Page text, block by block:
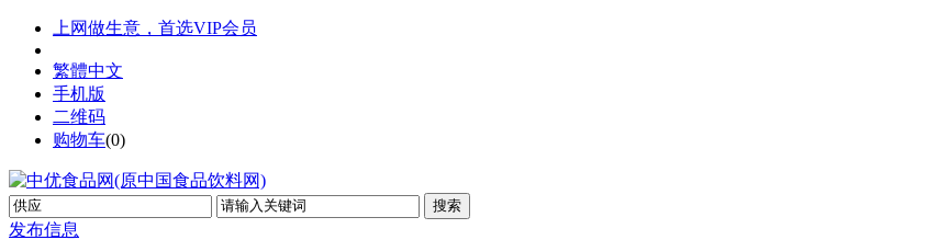
上网做生意，首选VIP会员
繁體中文
手机版
二维码
购物车(0)
发布信息